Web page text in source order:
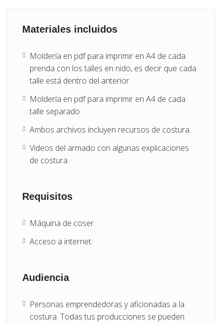
Materiales incluidos
Moldería en pdf para imprimir en A4 de cada
prenda con los talles en nido, es decir que cada
talle está dentro del anterior.
Moldería en pdf para imprimir en A4 de cada
talle separado.
Ambos archivos incluyen recursos de costura.
Videos del armado con algunas explicaciones
de costura.
Requisitos
Máquina de coser.
Acceso a internet.
Audiencia
Personas emprendedoras y aficionadas a la
costura. Todas tus producciones se pueden